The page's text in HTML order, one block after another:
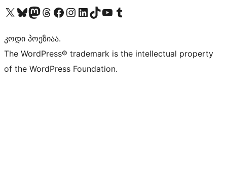
Visit our X (formerly Twitter) account
Visit our Bluesky account
Visit our Mastodon account
Visit our Threads account
Visit our Facebook page
Visit our Instagram account
Visit our LinkedIn account
Visit our TikTok account
Visit our YouTube channel
Visit our Tumblr account
კოდი პოეზიაა.
The WordPress® trademark is the intellectual property
of the WordPress Foundation.